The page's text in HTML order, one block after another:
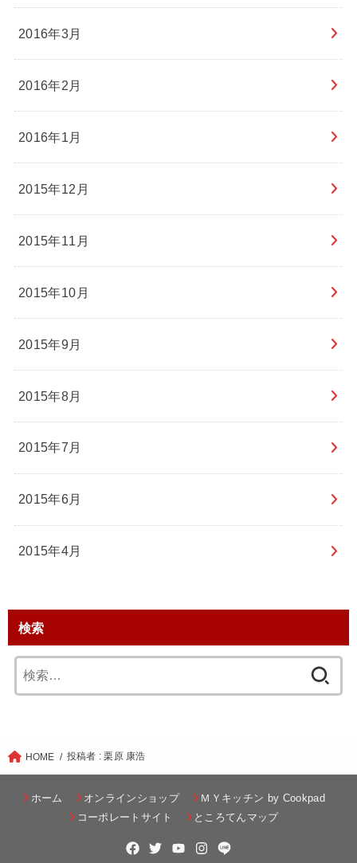
2016年3月
2016年2月
2016年1月
2015年12月
2015年11月
2015年10月
2015年9月
2015年8月
2015年7月
2015年6月
2015年4月
検索
索:
HOME 投稿者 : 栗原 康浩
ホーム オンラインショップ
ＭＹキッチン by Cookpad
コーポレートサイト
ところてんマップ